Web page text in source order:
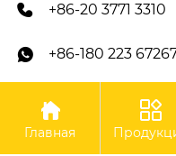
 +86-20 3771 3310
 +86-180 223
Авторское право©OOO
Limited

Главная
